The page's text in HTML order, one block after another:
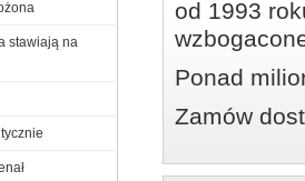
od 1993
Ponad
Zamów
stawiają na